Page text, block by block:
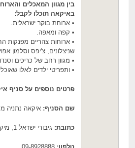
בין מגוון המאכלים
באיקאה תוכלו לקבל:
• ארוחת בוקר ישראלית.
• קפה ומאפה.
• ארוחות צהריים מפנקות
שניצלונים, צ'יפס וסלמון
• מגוון רחב של כריכים
• ותפריטי ילדים לאלו
פרטים נוספים על סניף
שם הסניף: איקאה נתניה
כתובת: גיבורי ישראל 1, מיקוד42504